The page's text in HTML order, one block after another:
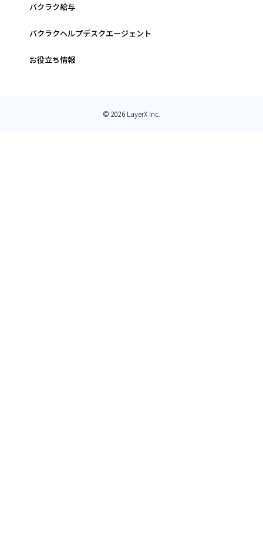
バクラク給与
バクラクヘルプデスクエージェント
お役立ち情報
© 2026 LayerX Inc.